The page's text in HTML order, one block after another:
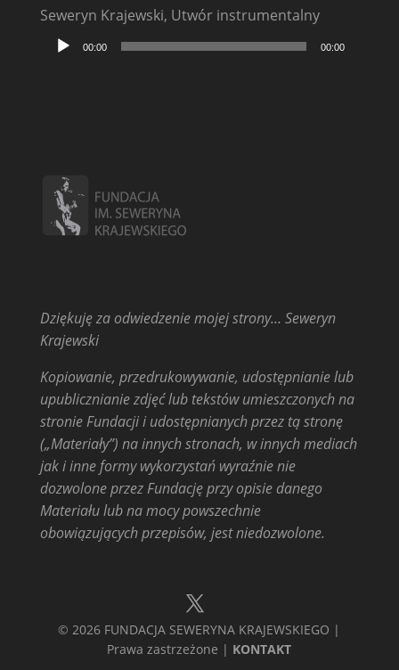
Seweryn Krajewski, Utwór instrumentalny
Odtwarzacz
plików
00:00 00:00
Dziękuję za odwiedzenie mojej strony… Seweryn
Krajewski
Kopiowanie, przedrukowywanie, udostępnianie lub
upublicznianie zdjęć lub tekstów umieszczonych na
stronie Fundacji i udostępnianych przez tą stronę
(„Materiały”) na innych stronach, w innych mediach
jak i inne formy wykorzystań wyraźnie nie
dozwolone przez Fundację przy opisie danego
Materiału lub na mocy powszechnie
obowiązujących przepisów, jest niedozwolone.
© 2026 FUNDACJA SEWERYNA KRAJEWSKIEGO |
Prawa zastrzeżone | KONTAKT